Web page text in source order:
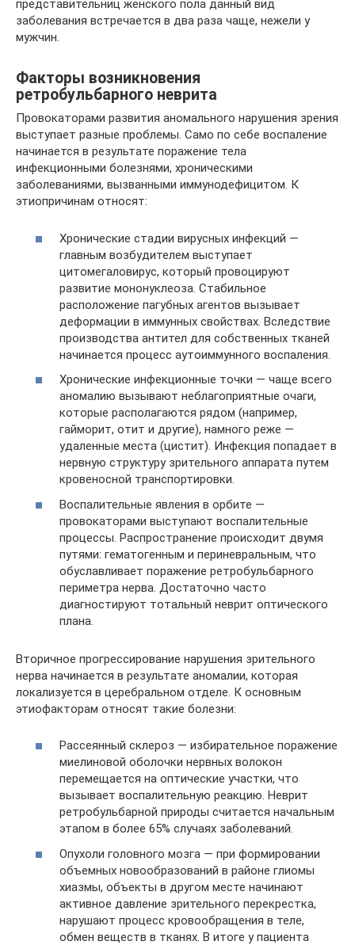
представительниц женского пола данный вид
заболевания встречается в два раза чаще, нежели у
мужчин.
Факторы возникновения
ретробульбарного неврита
Провокаторами развития аномального нарушения зрения
выступает разные проблемы. Само по себе воспаление
начинается в результате поражение тела
инфекционными болезнями, хроническими
заболеваниями, вызванными иммунодефицитом. К
этиопричинам относят:
Хронические стадии вирусных инфекций —
главным возбудителем выступает
цитомегаловирус, который провоцируют
развитие мононуклеоза. Стабильное
расположение пагубных агентов вызывает
деформации в иммунных свойствах. Вследствие
производства антител для собственных тканей
начинается процесс аутоиммунного воспаления.
Хронические инфекционные точки — чаще всего
аномалию вызывают неблагоприятные очаги,
которые располагаются рядом (например,
гайморит, отит и другие), намного реже —
удаленные места (цистит). Инфекция попадает в
нервную структуру зрительного аппарата путем
кровеносной транспортировки.
Воспалительные явления в орбите —
провокаторами выступают воспалительные
процессы. Распространение происходит двумя
путями: гематогенным и периневральным, что
обуславливает поражение ретробульбарного
периметра нерва. Достаточно часто
диагностируют тотальный неврит оптического
плана.
Вторичное прогрессирование нарушения зрительного
нерва начинается в результате аномалии, которая
локализуется в церебральном отделе. К основным
этиофакторам относят такие болезни:
Рассеянный склероз — избирательное поражение
миелиновой оболочки нервных волокон
перемещается на оптические участки, что
вызывает воспалительную реакцию. Неврит
ретробульбарной природы считается начальным
этапом в более 65% случаях заболеваний.
Опухоли головного мозга — при формировании
объемных новообразований в районе глиомы
хиазмы, объекты в другом месте начинают
активное давление зрительного перекрестка,
нарушают процесс кровообращения в теле,
обмен веществ в тканях. В итоге у пациента